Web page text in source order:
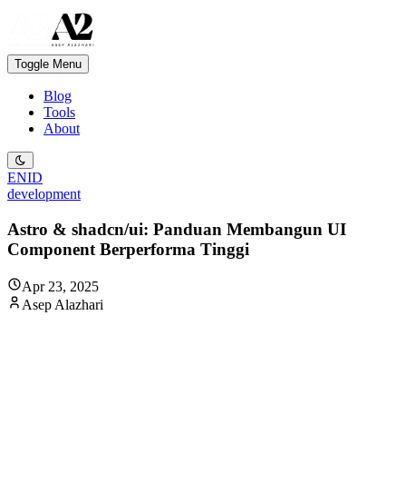
Toggle Menu
Blog
Tools
About
ENID
development
Astro & shadcn/ui: Panduan Membangun UI
Component Berperforma Tinggi
Apr 23, 2025
Asep Alazhari